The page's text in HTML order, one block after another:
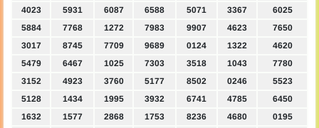
4023
5931 6087 6588 5071 3367
6025
5884
7768 1272 7983 9907 4623
7650
3017
8745 7709 9689 0124 1322
4620
5479
6467 1025 7303 3518 1043
7780
3152
4923 3760 5177 8502 0246
5523
5128
1434 1995 3932 6741 4785
6450
1632
1577 2868 1753 8236 4680
0195